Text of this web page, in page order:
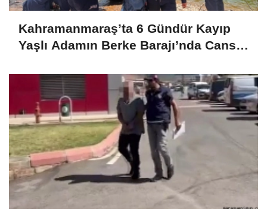
Kahramanmaraş’ta 6 Gündür Kayıp
Yaşlı Adamın Berke Barajı’nda Cansız